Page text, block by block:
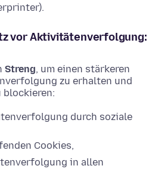
vor Aktivitätenverfolgung:
Streng, um einen stärkeren
zu erhalten und
blockieren:
durch soziale
Cookies,
in allen